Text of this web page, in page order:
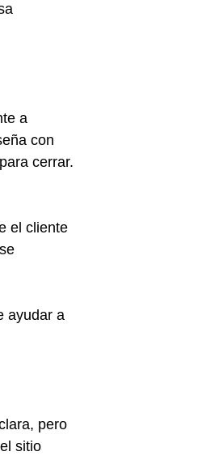
a
con
cerrar.
el cliente
ayudar a
pero
sitio